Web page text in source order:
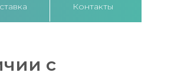
Контакты
с